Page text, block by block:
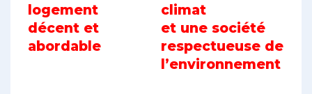
logement
décent et
abordable
climat
et une société
respectueuse de
l’environnement